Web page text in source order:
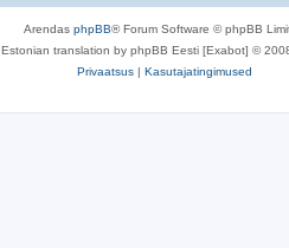
Arendas phpBB® Forum Software © phpBB
Estonian translation by phpBB Eesti [Exabot] ©
Privaatsus | Kasutajatingimused